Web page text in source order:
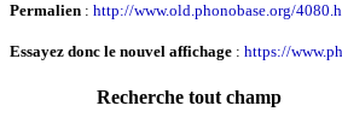
Permalien : http://www.old.phonobase.org/
Essayez donc le nouvel affichage : https://
Recherche tout champ